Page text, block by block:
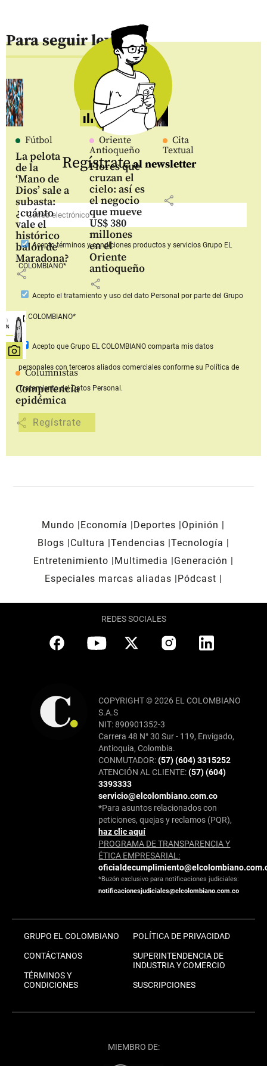
Para seguir leyendo
Fútbol
La pelota
de la
‘Mano de
Dios’ sale a
subasta:
¿cuánto
vale el
histórico
balón de
Maradona?
share
Oriente
Antioqueño
Flores que
cruzan el
cielo: así es
el negocio
que mueve
US$ 380
millones
en el
Oriente
antioqueño
share
Cita
Textual
share
Columnistas
Competencia
epidémica
share
Regístrateal newsletter
Aceptotérminos y condiciones productos y serviciosGrupo EL
COLOMBIANO*
Acepto el tratamiento y uso del dato Personal por parte del Grupo
EL COLOMBIANO*
Acepto que Grupo EL COLOMBIANOcomparta mis datos
personales con terceros aliados comerciales conforme su Política de
Tratamiento del Datos Personal.
Mundo Economía Deportes
Opinión
Blogs
Cultura Tendencias Tecnología
Entretenimiento
Multimedia
Generación
Especiales marcas aliadas
Pódcast
REDES SOCIALES
COPYRIGHT © 2026 EL COLOMBIANO
S.A.S
NIT: 890901352-3
Carrera 48 N° 30 Sur - 119, Envigado,
Antioquia, Colombia.
CONMUTADOR:(57) (604) 3315252
ATENCIÓN AL CLIENTE:(57) (604)
3393333
servicio@elcolombiano.com.co
*Para asuntos relacionados con
peticiones, quejas y reclamos (PQR),
haz clic aquí
PROGRAMA DE TRANSPARENCIA Y
ÉTICA EMPRESARIAL:
*Buzón exclusivo para notificaciones judiciales:
notificacionesjudiciales@elcolombiano.com.co
GRUPO EL COLOMBIANO
CONTÁCTANOS
TÉRMINOS Y
CONDICIONES
POLÍTICA DE PRIVACIDAD
SUPERINTENDENCIA DE
INDUSTRIA Y COMERCIO
SUSCRIPCIONES
MIEMBRO DE: